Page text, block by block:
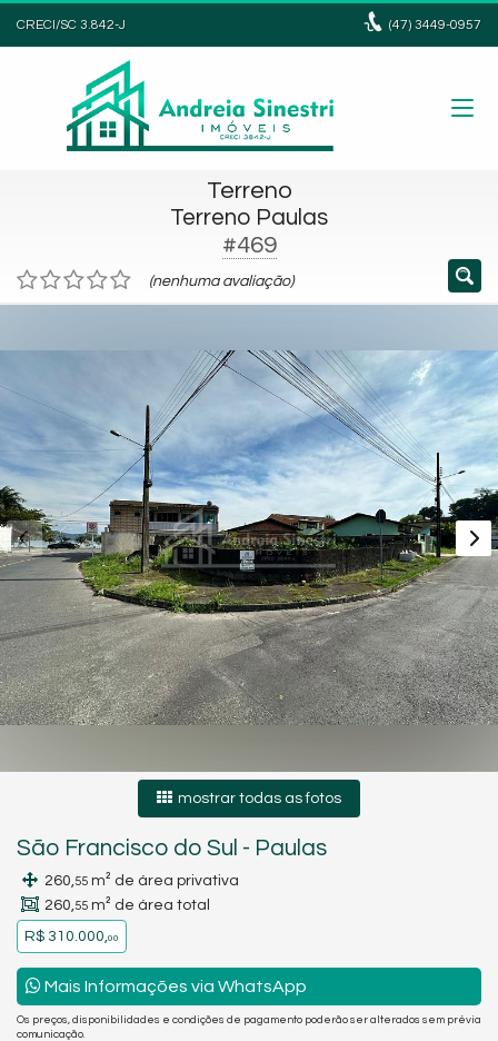
CRECI/SC 3.842-J (47)3449-0957
Terreno
Terreno Paulas
#469
(nenhuma avaliação)
mostrar todas as fotos
São Francisco do Sul - Paulas
260,55 m² de área privativa
260,55 m² de área total
R$ 310.000,00
Mais Informações via WhatsApp
Os preços, disponibilidades e condições de pagamento poderão ser alterados sem prévia
comunicação.